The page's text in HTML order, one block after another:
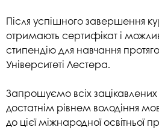
Після успішного завершення
отримають сертифікат і
стипендію для навчання
Університеті Лестера.
Запрошуємо всіх зацікавлених
достатнім рівнем володіння
до цієї міжнародної освітньої